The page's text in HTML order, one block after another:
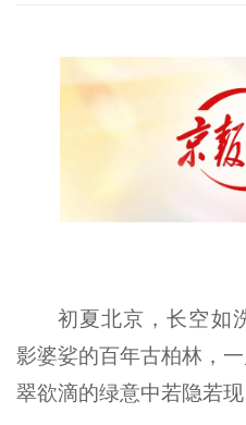
初夏北京，长空如
影婆娑的百年古柏林，
翠欲滴的绿意中若隐若现